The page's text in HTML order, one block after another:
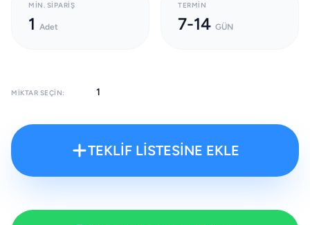
MIN. SIPARIŞ
1 Adet
TERMIN
7-14 GÜN
MIKTAR SEÇIN:
TEKLİF LİSTESİNE EKLE